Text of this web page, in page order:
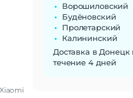
Xiaomi
Ворошиловский
Будёновский
Пролетарский
Калининский
Доставка в
течение 4 дней